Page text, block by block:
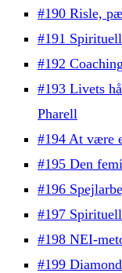
#190 Risle,
#191
#192
#193 Livets
Pharell
#194 At være
#195 Den
#196
#197
#198 NEI-
#199